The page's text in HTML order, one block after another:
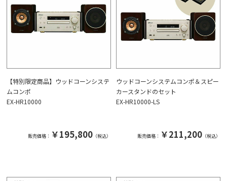
【特別限定商品】ウッドコーンシステ
ムコンポ
EX-HR10000
販売価格： ￥195,800（税込）
ウッドコーンシステムコンポ＆スピー
カースタンドのセット
EX-HR10000-LS
販売価格： ￥211,200（税込）